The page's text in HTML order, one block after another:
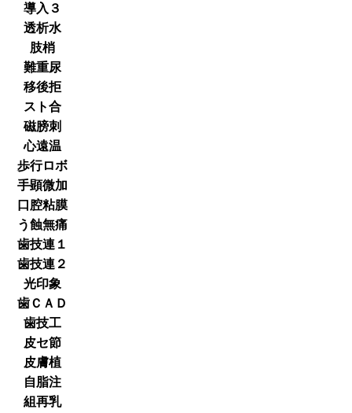
導入３
透析水
肢梢
難重尿
移後拒
スト合
磁膀刺
心遠温
歩行ロボ
手顕微加
口腔粘膜
う蝕無痛
歯技連１
歯技連２
光印象
歯ＣＡＤ
歯技工
皮セ節
皮膚植
自脂注
組再乳